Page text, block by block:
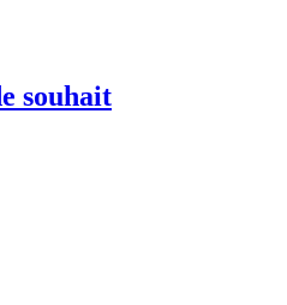
souhait